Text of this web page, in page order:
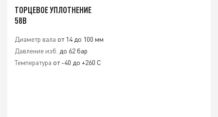
ТОРЦЕВОЕ УПЛОТНЕНИЕ
58B
Диаметр вала от 14 до 100 мм
Давление изб. до 62 бар
Температура от -40 до +260 С